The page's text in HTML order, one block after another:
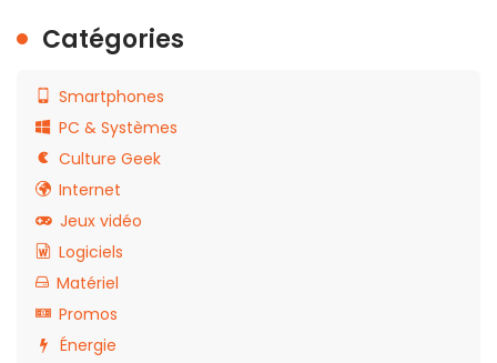
Catégories
Smartphones
PC & Systèmes
Culture Geek
Internet
Jeux vidéo
Logiciels
Matériel
Promos
Énergie